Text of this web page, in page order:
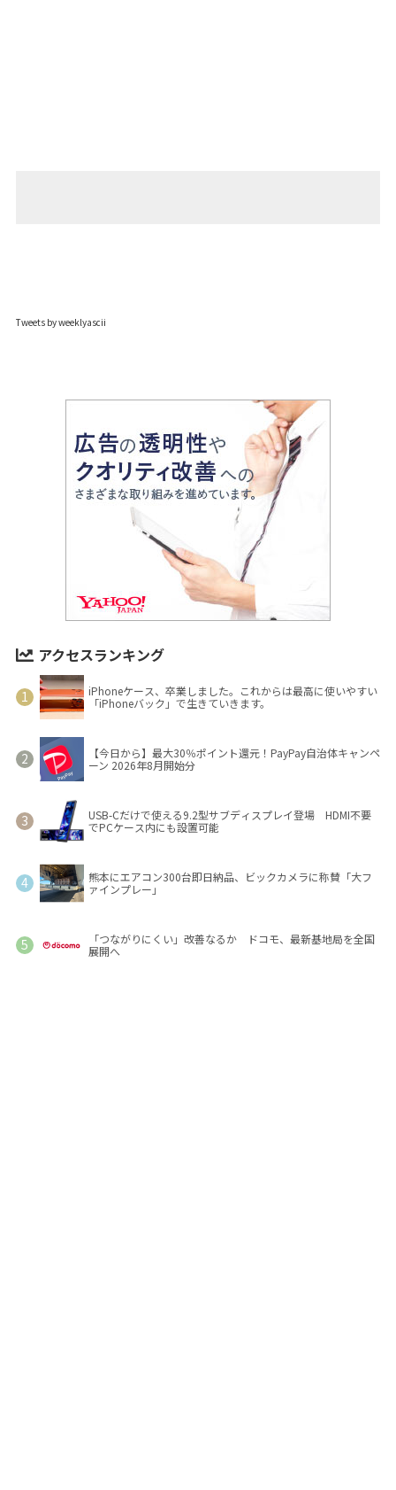
Tweets by weeklyascii
アクセスランキング
iPhoneケース、卒業しました。これからは最高に使いやすい
「iPhoneバック」で生きていきます。
【今日から】最大30％ポイント還元！PayPay自治体キャンペ
ーン 2026年8月開始分
USB-Cだけで使える9.2型サブディスプレイ登場 HDMI不要
でPCケース内にも設置可能
熊本にエアコン300台即日納品、ビックカメラに称賛「大フ
ァインプレー」
「つながりにくい」改善なるか ドコモ、最新基地局を全国
展開へ